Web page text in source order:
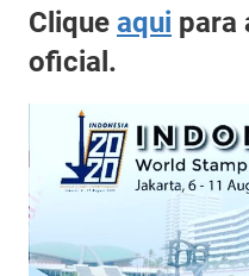
Clique aqui para
oficial.